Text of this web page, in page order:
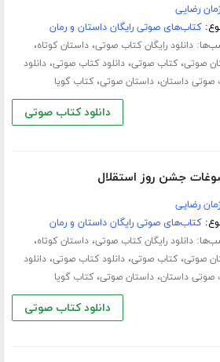
رضایی
کتاب‌های صوتی رایگان داستان و رمان
دانلود رایگان کتاب صوتی،داستان کوتاه،
صوتی،کتاب صوتی،دانلود کتاب صوتی،دانلود
صوتی داستان،داستان صوتی،کتاب گویا
دانلود کتاب صوتی
جشن روز استقلال
رضایی
کتاب‌های صوتی رایگان داستان و رمان
دانلود رایگان کتاب صوتی،داستان کوتاه،
صوتی،کتاب صوتی،دانلود کتاب صوتی،دانلود
صوتی داستان،داستان صوتی،کتاب گویا
دانلود کتاب صوتی